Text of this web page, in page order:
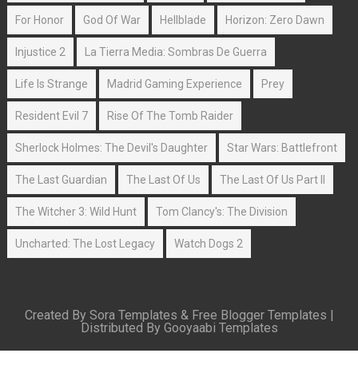
For Honor God Of War Hellblade Horizon: Zero Dawn
Injustice 2 La Tierra Media: Sombras De Guerra
Life Is Strange Madrid Gaming Experience Prey
Resident Evil 7 Rise Of The Tomb Raider
Sherlock Holmes: The Devil's Daughter Star Wars: Battlefront
The Last Guardian The Last Of Us The Last Of Us Part II
The Witcher 3: Wild Hunt Tom Clancy's: The Division
Uncharted: The Lost Legacy Watch Dogs 2
Created By Sora Templates & Free Blogger Templates |
Distributed By Gooyaabi Templates